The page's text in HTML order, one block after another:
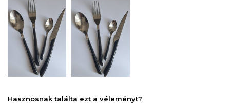
Hasznosnak találta ezt a véleményt?